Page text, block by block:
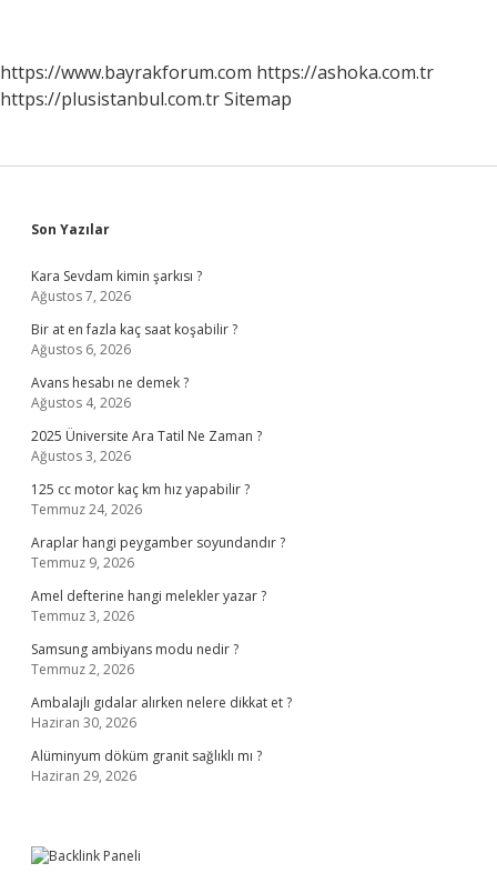
https://www.bayrakforum.com https://ashoka.com.tr
https://plusistanbul.com.trSitemap
Sidebar
Son Yazılar
Kara Sevdam kimin şarkısı ?
Ağustos 7, 2026
Bir at en fazla kaç saat koşabilir ?
Ağustos 6, 2026
Avans hesabı ne demek ?
Ağustos 4, 2026
2025 Üniversite Ara Tatil Ne Zaman ?
Ağustos 3, 2026
125 cc motor kaç km hız yapabilir ?
Temmuz 24, 2026
Araplar hangi peygamber soyundandır ?
Temmuz 9, 2026
Amel defterine hangi melekler yazar ?
Temmuz 3, 2026
Samsung ambiyans modu nedir ?
Temmuz 2, 2026
Ambalajlı gıdalar alırken nelere dikkat et ?
Haziran 30, 2026
Alüminyum döküm granit sağlıklı mı ?
Haziran 29, 2026